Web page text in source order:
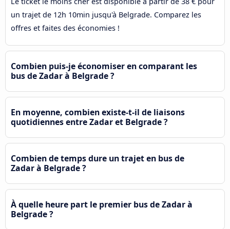
un trajet de 12h 10min jusqu'à Belgrade. Comparez les
offres et faites des économies !
Combien puis-je économiser en comparant les
bus de Zadar à Belgrade ?
En moyenne, combien existe-t-il de liaisons
quotidiennes entre Zadar et Belgrade ?
Combien de temps dure un trajet en bus de
Zadar à Belgrade ?
À quelle heure part le premier bus de Zadar à
Belgrade ?